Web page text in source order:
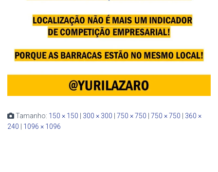
Tamanho: 150 × 150 300 × 300 750 × 750 750 × 750
360 ×
240
1096 × 1096